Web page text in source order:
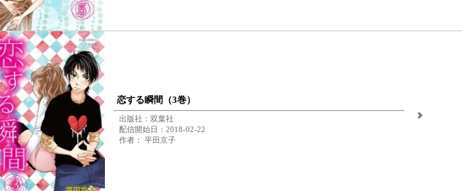
恋する瞬間（3巻）
出版社：双葉社
配信開始日：2018-02-22
作者： 平田京子